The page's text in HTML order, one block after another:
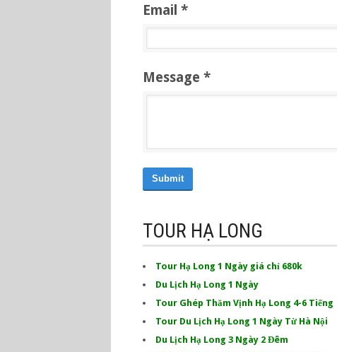
Email *
Message *
Submit
TOUR HẠ LONG
Tour Hạ Long 1 Ngày giá chỉ 680k
Du Lịch Hạ Long 1 Ngày
Tour Ghép Thăm Vịnh Hạ Long 4-6 Tiếng
Tour Du Lịch Hạ Long 1 Ngày Từ Hà Nội
Du Lịch Hạ Long 3 Ngày 2 Đêm